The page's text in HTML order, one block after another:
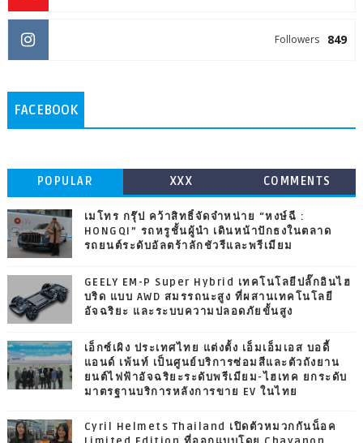
849
Followers
FACEBOOK
POPULAR XXX COMMENTS
เมโทร กรุ๊ป คว้าสิทธิ์จัดจำหน่าย “หงษ์ฉี :
HONGQI” รถหรูชั้นผู้นำ เดินหน้าปักธงในตลาด
รถยนต์ระดับอัลตร้าลักชัวรีและพรีเมียม
GEELY EM-P Super Hybrid เทคโนโลยีปลั๊กอินไฮ
บริด แบบ AWD สมรรถนะสูง ที่ผสานเทคโนโลยี
อัจฉริยะ และระบบความปลอดภัยขั้นสูง
เอ็กซ์เผิง ประเทศไทย แต่งตั้ง เอ็มเอ็มเอส บอดี้
แอนด์ เพ้นท์ เป็นศูนย์บริการซ่อมสีและตัวถังยาน
ยนต์ไฟฟ้าอัจฉริยะระดับพรีเมียม-ไฮเทค ยกระดับ
มาตรฐานบริการหลังการขาย EV ในไทย
Cyril Helmets Thailand เปิดตัวหมวกกันน็อค